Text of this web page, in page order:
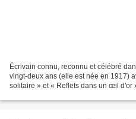
Écrivain connu, reconnu et célébré
vingt-deux ans (elle est née en 1917)
solitaire » et « Reflets dans un œil d'or